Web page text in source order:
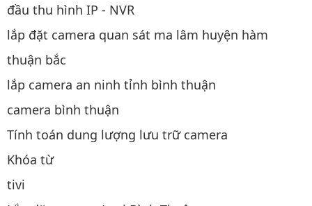
đầu thu hình IP - NVR
lắp đặt camera quan sát ma lâm huyện hàm
thuận bắc
lắp camera an ninh tỉnh bình thuận
camera bình thuận
Tính toán dung lượng lưu trữ camera
Khóa từ
tivi